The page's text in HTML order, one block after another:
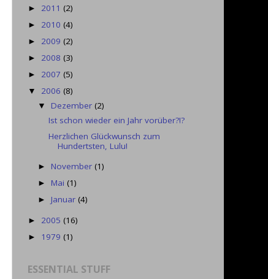
► 2011 (2)
► 2010 (4)
► 2009 (2)
► 2008 (3)
► 2007 (5)
▼ 2006 (8)
▼ Dezember(2)
Ist schon wieder ein Jahr vorüber?!?
Herzlichen Glückwunsch zum
Hundertsten, Lulu!
► November(1)
► Mai(1)
► Januar(4)
► 2005 (16)
► 1979 (1)
ESSENTIAL STUFF